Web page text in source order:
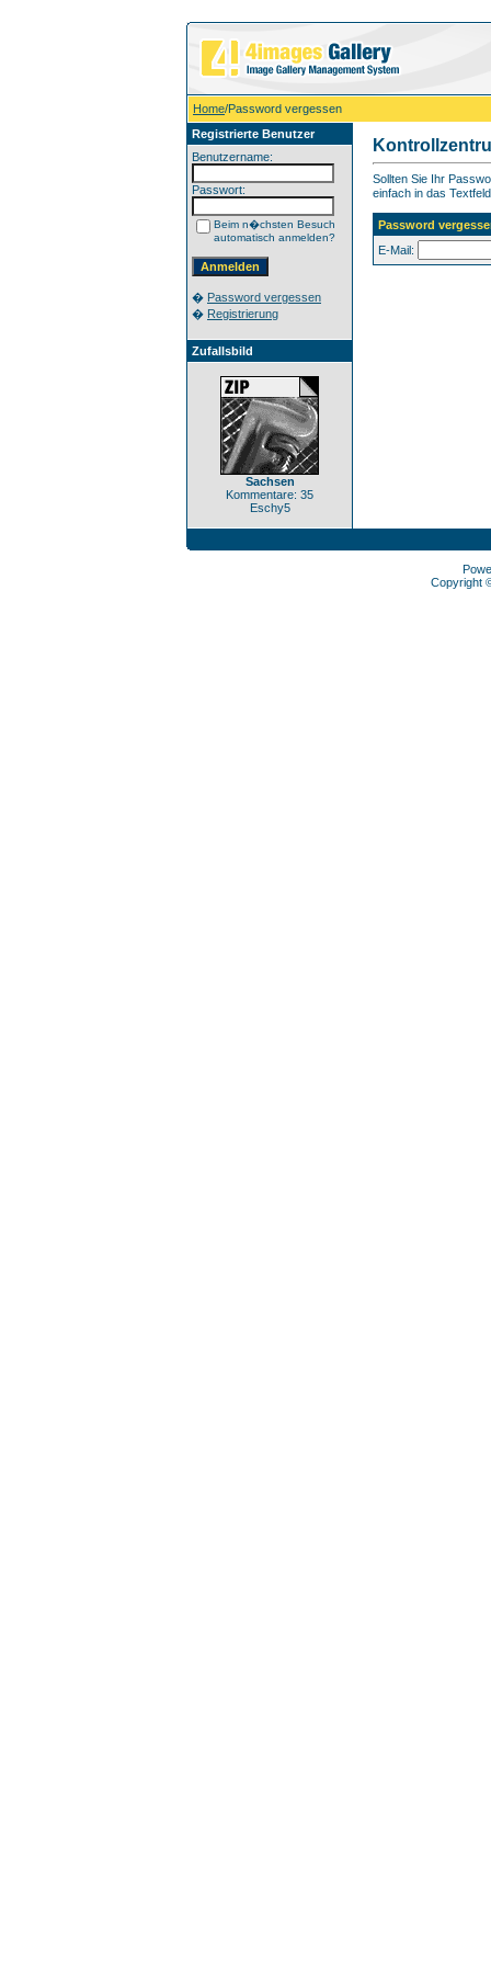
Home/Password vergessen
Registrierte Benutzer
Benutzername:
Passwort:
Beim n�chsten Besuch
automatisch anmelden?
� Password vergessen
� Registrierung
Zufallsbild
Sachsen
Kommentare: 35
Eschy5
Sollten Sie Ihr
einfach in das
Password
E-Mail:
Copyright